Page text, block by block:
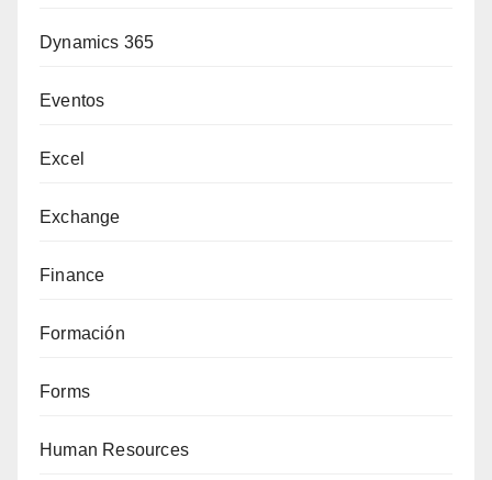
Dynamics 365
Eventos
Excel
Exchange
Finance
Formación
Forms
Human Resources